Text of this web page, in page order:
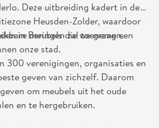
Deze uitbreiding kadert in de
Heusden-Zolder, waardoor
in Beringen zal toenemen.
meubels die we graag een
onze stad.
300 verenigingen, organisaties en
geven van zichzelf. Daarom
om meubels uit het oude
en te hergebruiken.